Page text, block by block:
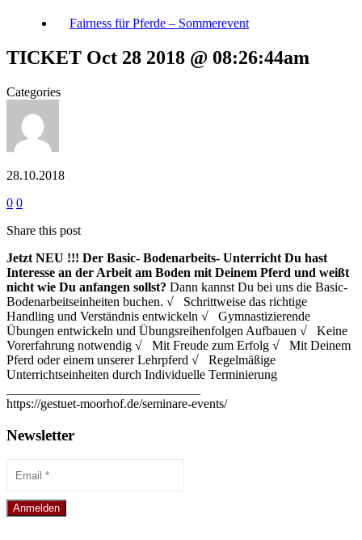
Fairness für Pferde – Sommerevent
TICKET Oct 28 2018 @ 08:26:44am
Categories
28.10.2018
0 0
Share this post
Jetzt NEU !!! Der Basic- Bodenarbeits- Unterricht Du hast
Interesse an der Arbeit am Boden mit Deinem Pferd und weißt
nicht wie Du anfangen sollst? Dann kannst Du bei uns die Basic-
Bodenarbeitseinheiten buchen. √ Schrittweise das richtige
Handling und Verständnis entwickeln √ Gymnastizierende
Übungen entwickeln und Übungsreihenfolgen Aufbauen √ Keine
Vorerfahrung notwendig √ Mit Freude zum Erfolg √ Mit Deinem
Pferd oder einem unserer Lehrpferd √ Regelmäßige
Unterrichtseinheiten durch Individuelle Terminierung
https://gestuet-moorhof.de/seminare-events/
Newsletter